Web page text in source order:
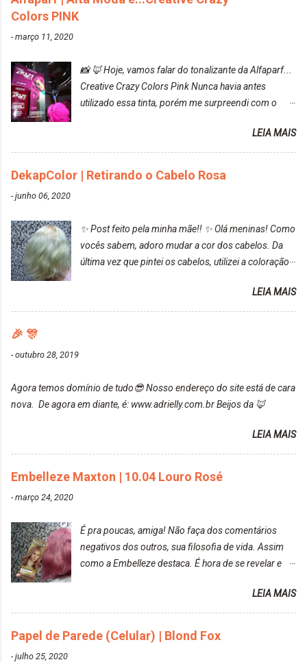
Colors PINK
-março 11, 2020
📸 🦊 Hoje, vamos falar do tonalizante da Alfaparf...
Creative Crazy Colors Pink Nunca havia antes
utilizado essa tinta, porém me surpreendi com o
turquesa (meio desbotado), e após a utilização meu
cabelo ficou roxo com mechinhas azul, rosa e meio
cinza... FICOU LINDOOOOO!!! Cabelo antes: Cabelo
depois: Bom, sobre a tinta, eu achei ela muito liquida,
tinta ficava manchado. Meu banheiro inteiro ficou
rosa, minha mão, meu corpo todo, porém, ela tem
uma fixação muito boa (Deu para perceber kkk) Sem
LEIA MAIS
DekapColor | Retirando o Cabelo Rosa
-junho 06, 2020
✨ Post feito pela minha mãe!! ✨ Olá meninas! Como
vocês sabem, adoro mudar a cor dos cabelos. Da
última vez que pintei os cabelos, utilizei a coloração
ressaltar que meu cabelo estava platinado. O tom
ficou um rosa antigo, cobriu muito bem e não
de inúmeras lavagens, meu cabelo teve um bom
desbotamento da cor, ele ficou um rosa bem suave,
DekapColor. Adorei o resultado da limpeza. Ficou
DekapColor "Minha mãe é lindaaaaa" Para quem
não conhece, o DekapColor é um p...
LEIA MAIS
🎉 🎊
-outubro 28, 2019
Agora temos domínio de tudo😎 Nosso endereço do site está de cara
nova. De agora em diante, é: www.adrielly.com.br Beijos da 🦊
LEIA MAIS
Embelleze Maxton | 10.04 Louro Rosé
-março 24, 2020
É pra poucas, amiga! Não faça dos comentários
negativos dos outros, sua filosofia de vida. Assim
como a Embelleze destaca. É hora de se revelar e
vip Maxton liberdade para ser mais você Loiro Rosé
10.04. Após 30 minutos no cabelo, retirei o excesso
da tintura no banho e notei que os fios estavam
ressecados (Já ensinamos aqui no site, uma
LEIA MAIS
Papel de Parede (Celular) | Blond Fox
-julho 25, 2020